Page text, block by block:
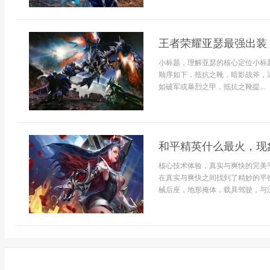
王者荣耀亚瑟最强出
小标题，理解亚瑟的核心定位小
顺序如下，抵抗之靴，暗影战斧
如破军或暴烈之甲，抵抗之靴提...
和平精英什么最火，
核心技术体验，真实与爽快的完
在真实与爽快之间找到了精妙的
械后座，地形掩体，载具驾驶，与